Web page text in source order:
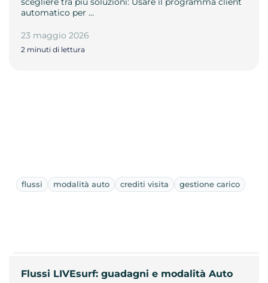
automatico per …
23 maggio 2026
2 minuti di lettura
flussi modalità auto crediti visita gestione carico
Flussi LIVEsurf: guadagni e modalità Auto